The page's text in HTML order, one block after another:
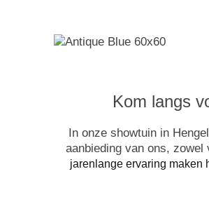
Kom langs
In onze showtuin in
aanbieding van ons,
jarenlange ervaring maken